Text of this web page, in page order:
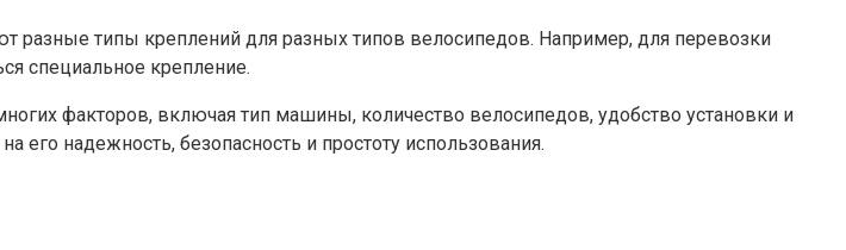
разные типы креплений для разных типов велосипедов. Например, для перевозки
специальное крепление.
факторов, включая тип машины, количество велосипедов, удобство установки и
его надежность, безопасность и простоту использования.